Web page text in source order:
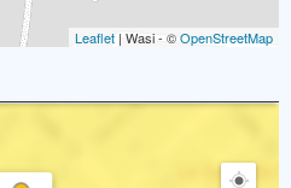
Leaflet | Wasi - ©OpenStreetMap